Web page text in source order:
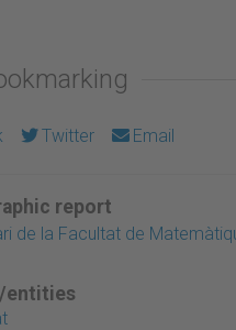
Twitter Email
report
de la Facultat de
entities